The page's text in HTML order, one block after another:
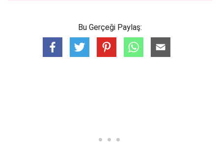
Bu Gerçeği Paylaş: